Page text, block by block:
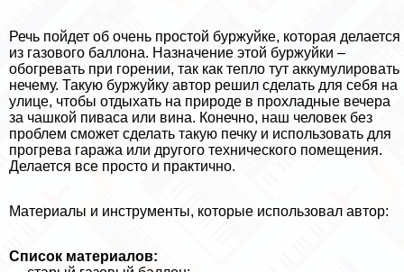
Речь пойдет об очень простой буржуйке, которая делается
из газового баллона. Назначение этой буржуйки –
обогревать при горении, так как тепло тут аккумулировать
нечему. Такую буржуйку автор решил сделать для себя на
улице, чтобы отдыхать на природе в прохладные вечера
за чашкой пиваса или вина. Конечно, наш человек без
проблем сможет сделать такую печку и использовать для
прогрева гаража или другого технического помещения.
Делается все просто и пpaктично.
Материалы и инструменты, которые использовал автор:
Список материалов: